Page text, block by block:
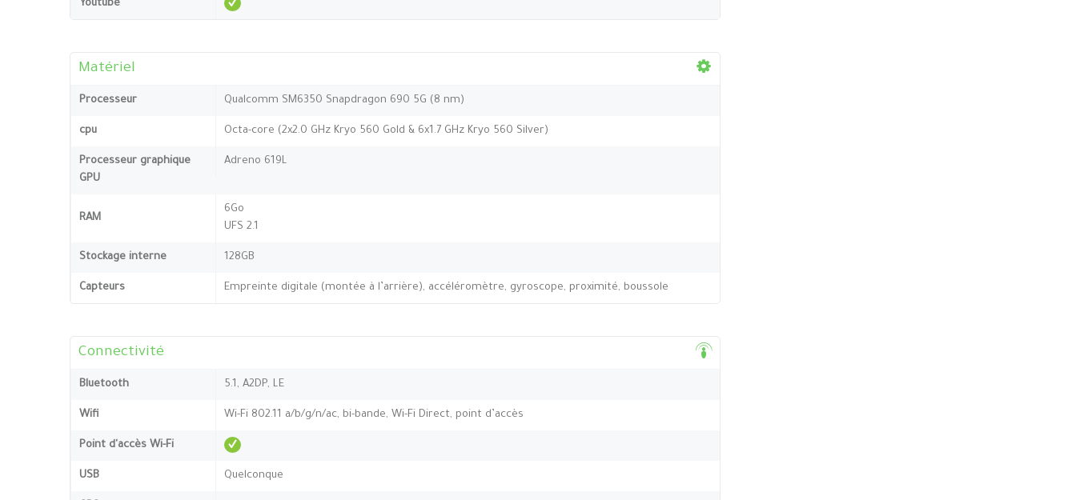
Youtube
Matériel
Processeur Qualcomm SM6350 Snapdragon 690 5G (8 nm)
cpu Octa-core (2x2.0 GHz Kryo 560 Gold & 6x1.7 GHz Kryo 560 Silver)
Processeur graphique
GPU
Adreno 619L
RAM
6Go
UFS 2.1
Stockage interne 128GB
Capteurs Empreinte digitale (montée à l’arrière), accéléromètre, gyroscope, proximité, boussole
Connectivité
Bluetooth 5.1, A2DP, LE
Wifi Wi-Fi 802.11 a/b/g/n/ac, bi-bande, Wi-Fi Direct, point d’accès
Point d'accès Wi-Fi
USB Quelconque